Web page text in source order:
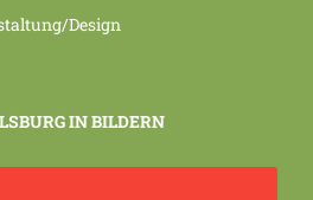
Design
IN BILDERN